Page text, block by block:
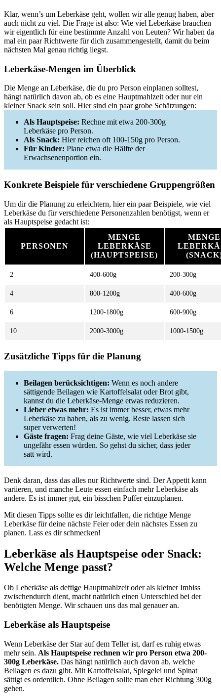
Klar, wenn’s um Leberkäse geht, wollen wir alle genug haben, aber
auch nicht zu viel. Die Frage ist also: Wie viel Leberkäse brauchen
wir eigentlich für eine bestimmte Anzahl von Leuten? Wir haben da
mal ein paar Richtwerte für dich zusammengestellt, damit du beim
nächsten Mal genau richtig liegst.
Leberkäse-Mengen im Überblick
Die Menge an Leberkäse, die du pro Person einplanen solltest,
hängt natürlich davon ab, ob es eine Hauptmahlzeit oder nur ein
kleiner Snack sein soll. Hier sind ein paar grobe Schätzungen:
Als Hauptspeise: Rechne mit etwa 200-300g
Leberkäse pro Person.
Als Snack: Hier reichen oft 100-150g pro Person.
Für Kinder: Plane etwa die Hälfte der
Erwachsenenportion ein.
Konkrete Beispiele für verschiedene Gruppengrößen
Um dir die Planung zu erleichtern, hier ein paar Beispiele, wie viel
Leberkäse du für verschiedene Personenzahlen benötigst, wenn er
als Hauptspeise gedacht ist:
PERSONEN
MENGE
LEBERKÄSE
(HAUPTSPEISE)
MENGE
2 400-600g 200-300g
4 800-1200g 400-600g
6 1200-1800g 600-900g
10 2000-3000g 1000-1500g
Zusätzliche Tipps für die Planung
Beilagen berücksichtigen: Wenn es noch andere
sättigende Beilagen wie Kartoffelsalat oder Brot gibt,
kannst du die Leberkäse-Menge etwas reduzieren.
Lieber etwas mehr: Es ist immer besser, etwas mehr
Leberkäse zu haben, als zu wenig. Reste lassen sich
super verwerten!
Gäste fragen: Frag deine Gäste, wie viel Leberkäse sie
ungefähr essen würden. So gehst du sicher, dass jeder
satt wird.
Denk daran, dass das alles nur Richtwerte sind. Der Appetit kann
variieren, und manche Leute essen einfach mehr Leberkäse als
andere. Es ist immer gut, ein bisschen Puffer einzuplanen.
Mit diesen Tipps sollte es dir leichtfallen, die richtige Menge
Leberkäse für deine nächste Feier oder dein nächstes Essen zu
planen. Lass es dir schmecken!
Leberkäse als Hauptspeise oder Snack:
Welche Menge passt?
Ob Leberkäse als deftige Hauptmahlzeit oder als kleiner Imbiss
zwischendurch dient, macht natürlich einen Unterschied bei der
benötigten Menge. Wir schauen uns das mal genauer an.
Leberkäse als Hauptspeise
Wenn Leberkäse der Star auf dem Teller ist, darf es ruhig etwas
mehr sein. Als Hauptspeise rechnen wir pro Person etwa 200-
300g Leberkäse. Das hängt natürlich auch davon ab, welche
Beilagen es dazu gibt. Mit Kartoffelsalat, Spiegelei und Spinat
sättigt es ordentlich. Ohne Beilagen sollte man eher Richtung 300g
gehen.